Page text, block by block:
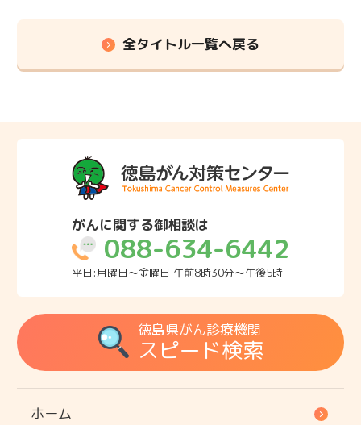
全タイトル一覧へ戻る
がんに関する御相談は
088-634-6442
平日:月曜日～金曜日 午前8時30分～午後5時
徳島県がん診療機関
スピード検索
ホーム